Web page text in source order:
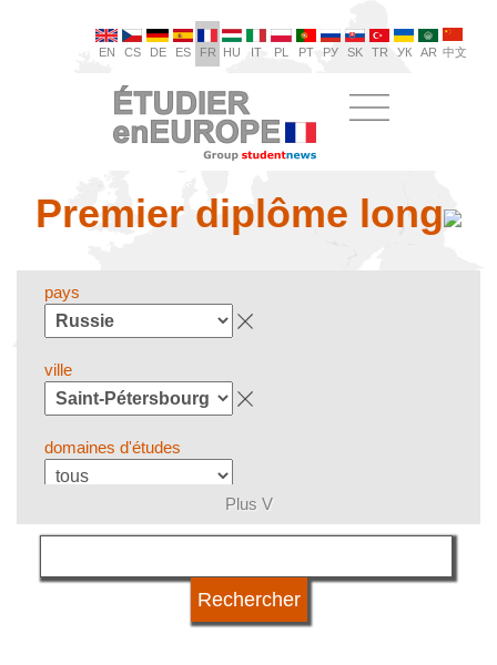
EN CS DE ES FR HU IT PL PT РУ SK TR УК AR 中文
Premier diplôme long
pays
ville
domaines d'études
langue
Plus V